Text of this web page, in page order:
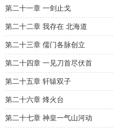
第二十一章 一剑止戈
第二十二章 我存在 北海道
第二十三章 儒门各脉创立
第二十四章 一见刀首尽伏首
第二十五章 轩辕双子
第二十六章 烽火台
第二十七章 神皇一气山河动